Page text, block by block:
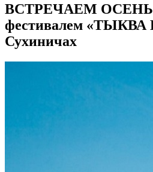
ВСТРЕЧАЕМ ОСЕНЬ
фестивалем «ТЫКВА
Сухиничах